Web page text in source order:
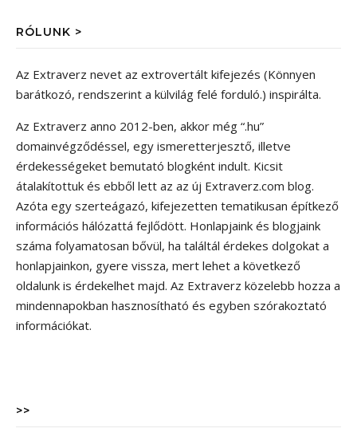
RÓLUNK >
Az Extraverz nevet az extrovertált kifejezés (Könnyen
barátkozó, rendszerint a külvilág felé forduló.) inspirálta.
Az Extraverz anno 2012-ben, akkor még “.hu”
domainvégződéssel, egy ismeretterjesztő, illetve
érdekességeket bemutató blogként indult. Kicsit
átalakítottuk és ebből lett az az új Extraverz.com blog.
Azóta egy szerteágazó, kifejezetten tematikusan építkező
információs hálózattá fejlődött. Honlapjaink és blogjaink
száma folyamatosan bővül, ha találtál érdekes dolgokat a
honlapjainkon, gyere vissza, mert lehet a következő
oldalunk is érdekelhet majd. Az Extraverz közelebb hozza a
mindennapokban hasznosítható és egyben szórakoztató
információkat.
>>